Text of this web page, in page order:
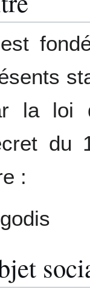
la loi
du
: